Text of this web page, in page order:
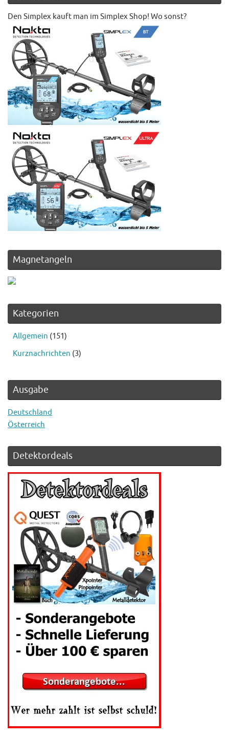
Den Simplex kauft man im Simplex Shop! Wo sonst?
Magnetangeln
Kategorien
Allgemein (151)
Kurznachrichten (3)
Ausgabe
Deutschland
Österreich
Detektordeals